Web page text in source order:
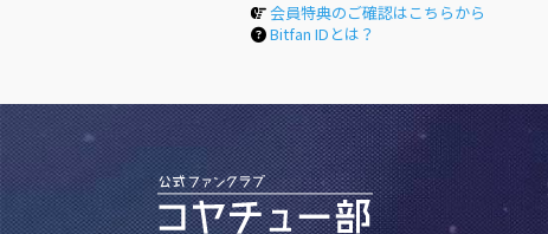
会員特典のご確認はこちらから
Bitfan IDとは？